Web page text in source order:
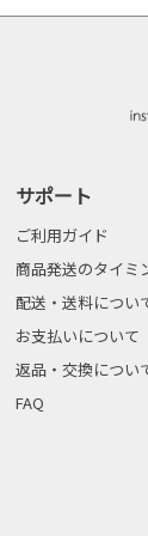
サポート
ご利用ガイド
商品発送のタイミ
配送・送料につい
お支払いについて
返品・交換につい
FAQ